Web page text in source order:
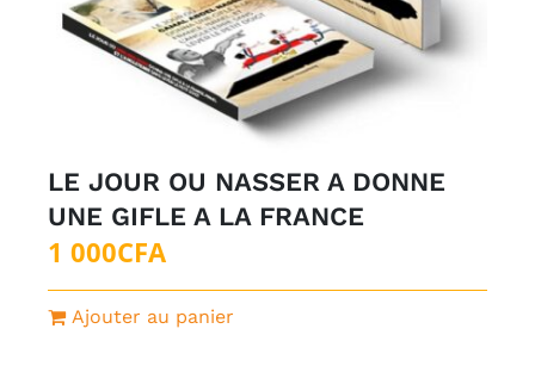
LE JOUR OU NASSER A DONNE
UNE GIFLE A LA FRANCE
1 000CFA
Ajouter au panier